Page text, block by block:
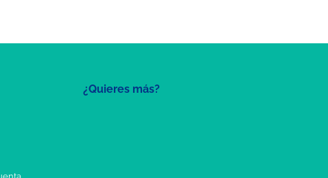
¿Quieres más?